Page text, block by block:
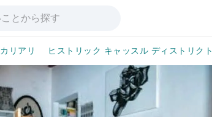
カリアリ ヒストリック キャッスル ディストリクト